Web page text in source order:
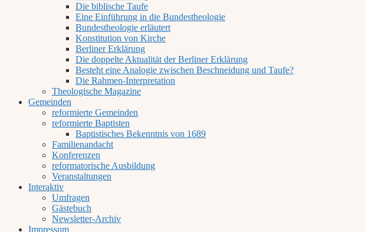
Die biblische Taufe
Eine Einführung in die Bundestheologie
Bundestheologie erläutert
Konstitution von Kirche
Berliner Erklärung
Die doppelte Aktualität der Berliner Erklärung
Besteht eine Analogie zwischen Beschneidung und Taufe?
Die Rahmen-Interpretation
Theologische Magazine
Gemeinden
reformierte Gemeinden
reformierte Baptisten
Baptistisches Bekenntnis von 1689
Familienandacht
Konferenzen
reformatorische Ausbildung
Veranstaltungen
Interaktiv
Umfragen
Gästebuch
Newsletter-Archiv
Impressum